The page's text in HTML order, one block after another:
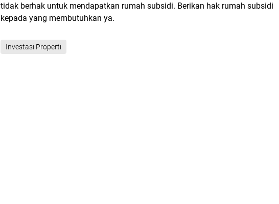
tidak berhak untuk mendapatkan rumah subsidi. Berikan hak rumah subsidi
kepada yang membutuhkan ya.
Investasi Properti